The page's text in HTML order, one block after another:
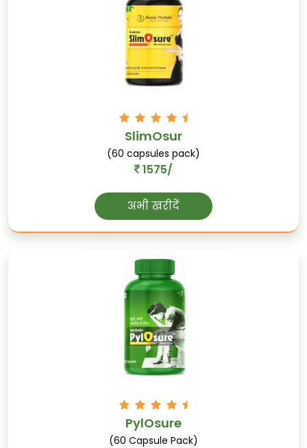
पुरुष सेक्स स्वास्थ्य का समर्थन करता है, यौन इच्छा
को बढ़ाता है, और स्थामित्व को बढ़ाता है।
काली-मूसली
पुरुष प्रजनन स्वास्थ्य का समर्थन करती है,
वीर्यावर्धक के रूप में कार्य करती है, और शक्तिशाली
SlimOsur
(60 capsules pack)
1575/
अभी खरीदें
PylOsure
(60 Capsule Pack)